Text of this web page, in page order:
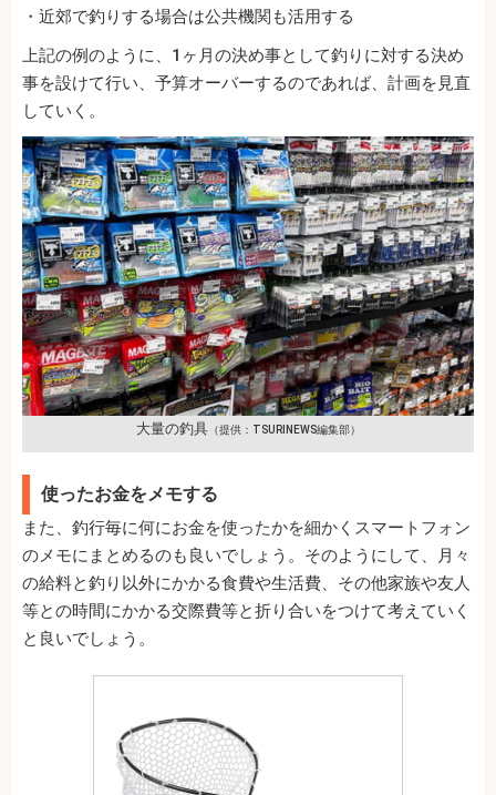
・近郊で釣りする場合は公共機関も活用する
上記の例のように、1ヶ月の決め事として釣りに対する決め
事を設けて行い、予算オーバーするのであれば、計画を見直
していく。
大量の釣具（提供：TSURINEWS編集部）
使ったお金をメモする
また、釣行毎に何にお金を使ったかを細かくスマートフォン
のメモにまとめるのも良いでしょう。そのようにして、月々
の給料と釣り以外にかかる食費や生活費、その他家族や友人
等との時間にかかる交際費等と折り合いをつけて考えていく
と良いでしょう。